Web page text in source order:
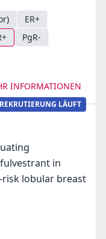
ER+
PgR-
INFORMATIONEN
REKRUTIERUNG LÄUFT
in
lobular breast